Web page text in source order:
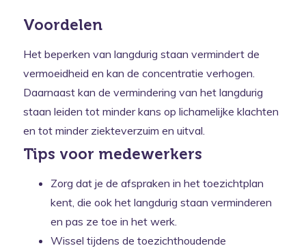
Voordelen
Het beperken van langdurig staan vermindert de
vermoeidheid en kan de concentratie verhogen.
Daarnaast kan de vermindering van het langdurig
staan leiden tot minder kans op lichamelijke klachten
en tot minder ziekteverzuim en uitval.
Tips voor medewerkers
Zorg dat je de afspraken in het toezichtplan
kent, die ook het langdurig staan verminderen
en pas ze toe in het werk.
Wissel tijdens de toezichthoudende